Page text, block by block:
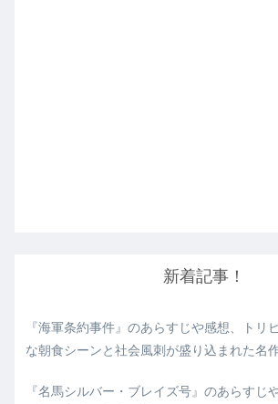
新着記事！
『海軍条約事件』のあらすじや感想、トリ
な朝食シーンと社会風刺が盛り込まれた名
『名馬シルバー・ブレイズ号』のあらすじ